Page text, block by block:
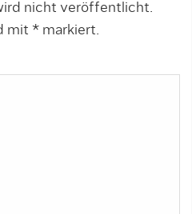
nicht veröffentlicht.
mit * markiert.